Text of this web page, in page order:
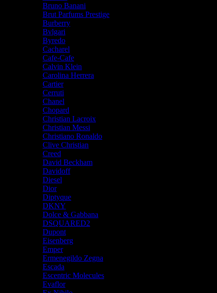
Bruno Banani
Brut Parfums Prestige
Burberry
Bvlgari
Byredo
Cacharel
Cafe-Cafe
Calvin Klein
Carolina Herrera
Cartier
Cerruti
Chanel
Chopard
Christian Lacroix
Christian Messi
Christiano Ronaldo
Clive Christian
Creed
David Beckham
Davidoff
Diesel
Dior
Diptyque
DKNY
Dolce & Gabbana
DSQUARED2
Dupont
Eisenberg
Emper
Ermenegildo Zegna
Escada
Escentric Molecules
Evaflor